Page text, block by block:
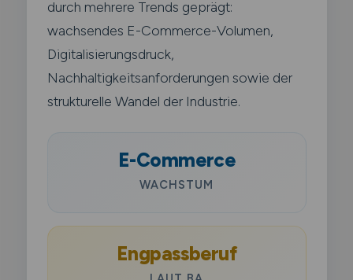
durch mehrere Trends geprägt:
wachsendes E-Commerce-Volumen,
Digitalisierungsdruck,
Nachhaltigkeitsanforderungen sowie der
strukturelle Wandel der Industrie.
E-Commerce
WACHSTUM
Engpassberuf